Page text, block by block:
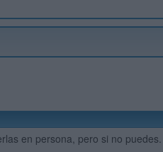
en persona, pero si no puedes.